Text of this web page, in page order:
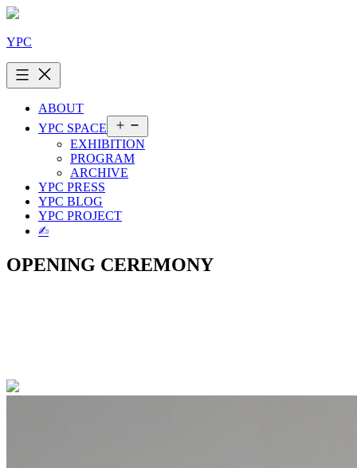
콘
츠
로
바
YPC
ABOUT
YPC SPACE
뉴
열
EXHIBITION
PROGRAM
ARCHIVE
YPC PRESS
YPC BLOG
YPC PROJECT
✍︎
OPENING CEREMONY